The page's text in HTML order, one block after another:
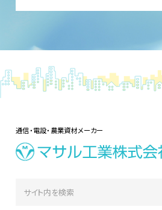
通信・電設・農業資材メーカー